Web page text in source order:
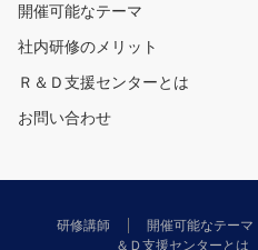
開催可能なテーマ
社内研修のメリット
Ｒ＆Ｄ支援センターとは
お問い合わせ
研修講師 開催可能なテーマ
＆Ｄ支援センターとは